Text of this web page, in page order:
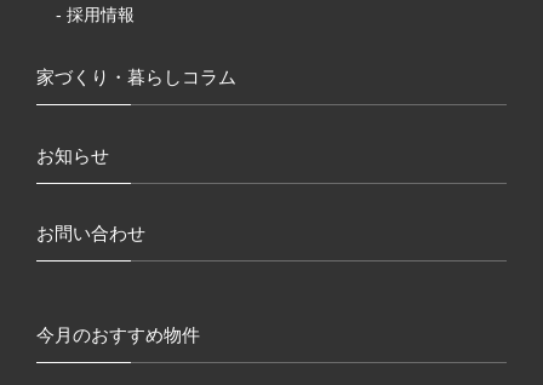
- 採用情報
家づくり・暮らしコラム
お知らせ
お問い合わせ
今月のおすすめ物件